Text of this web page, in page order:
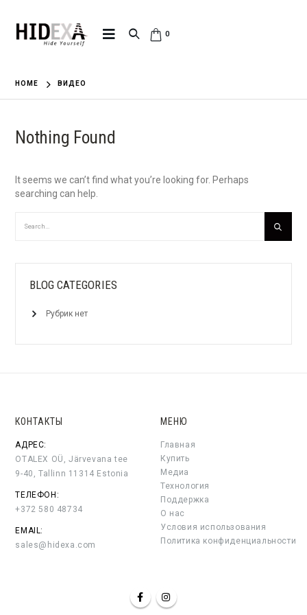
0
HOME ВИДЕО
Nothing Found
It seems we can’t find what you’re looking for. Perhaps
searching can help.
BLOG CATEGORIES
Рубрик нет
КОНТАКТЫ
АДРЕС:
OTALEX OÜ, Järvevana tee
9-40, Tallinn 11314 Estonia
ТЕЛЕФОН:
+372 580 48734
EMAIL:
sales@hidexa.com
МЕНЮ
Главная
Купить
Медиа
Технология
Поддержка
О нас
Условия использования
Политика конфиденциальности